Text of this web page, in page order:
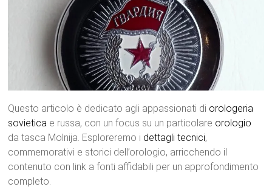
Questo articolo è dedicato agli appassionati di orologeria
sovietica e russa, con un focus su un particolare orologio
da tasca Molnija. Esploreremo i dettagli tecnici,
commemorativi e storici dell’orologio, arricchendo il
contenuto con link a fonti affidabili per un approfondimento
completo.